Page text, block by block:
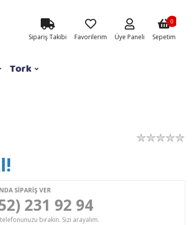
Sipariş Takibi Favorilerim Üye Paneli Sepetim
0
Tork
SİPARİŞ VER
231 92 94
telefonunuzu bırakın. Sizi arayalım.